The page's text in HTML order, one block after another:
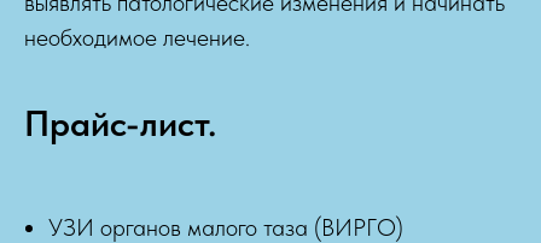
необходимое лечение.
Прайс-лист.
УЗИ органов малого таза (ВИРГО)